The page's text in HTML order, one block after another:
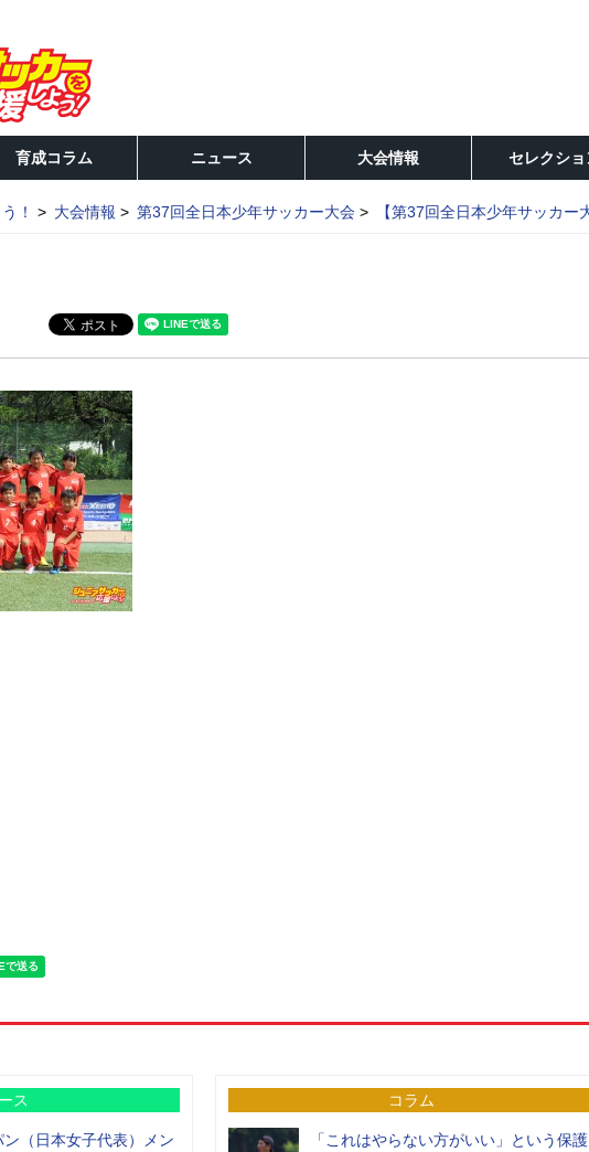
育成コラム ニュース 大会情報 セレクショ
！ 大会情報 第37回全日本少年サッカー大会 【第37回全日本少年サッカ
ス
（日本女子代表）メン
コラム
「これはやらない方がいい」という保護